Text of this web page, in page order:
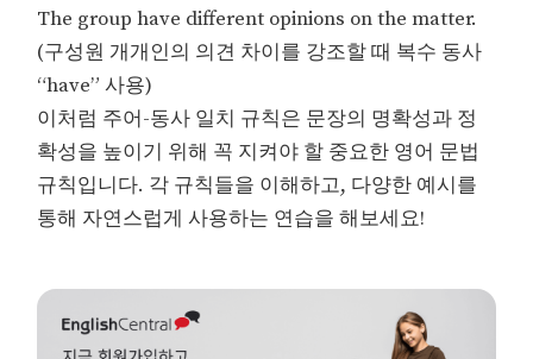
The group have different opinions on the matter.
(구성원 개개인의 의견 차이를 강조할 때 복수 동사
“have” 사용)
이처럼 주어-동사 일치 규칙은 문장의 명확성과 정
확성을 높이기 위해 꼭 지켜야 할 중요한 영어 문법
규칙입니다. 각 규칙들을 이해하고, 다양한 예시를
통해 자연스럽게 사용하는 연습을 해보세요!